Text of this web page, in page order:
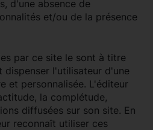
d'une absence de
et/ou de la présence
par ce site le sont à titre
dispenser l'utilisateur d'une
et personnalisée. L'éditeur
la complétude,
diffusées sur son site. En
reconnaît utiliser ces